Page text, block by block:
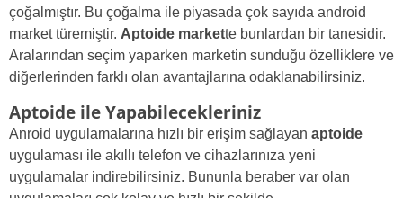
çoğalmıştır. Bu çoğalma ile piyasada çok sayıda android
market türemiştir. Aptoide markette bunlardan bir tanesidir.
Aralarından seçim yaparken marketin sunduğu özelliklere ve
diğerlerinden farklı olan avantajlarına odaklanabilirsiniz.
Aptoide ile Yapabilecekleriniz
Anroid uygulamalarına hızlı bir erişim sağlayan aptoide
uygulaması ile akıllı telefon ve cihazlarınıza yeni
uygulamalar indirebilirsiniz. Bununla beraber var olan